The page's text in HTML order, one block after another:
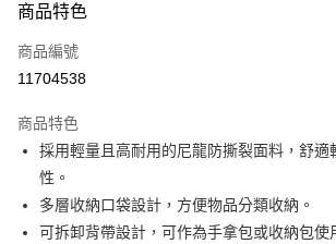
信用卡一次付款
超商取貨付款
Apple Pay
運送方式
全家取貨付款<未取貨列黑名單/不支援離島取
商品特色
商品編號
11704538
商品特色
採用輕量且高耐用的尼龍防撕裂面料，舒適
性。
多層收納口袋設計，方便物品分類收納。
可拆卸背帶設計，可作為手拿包或收納包使